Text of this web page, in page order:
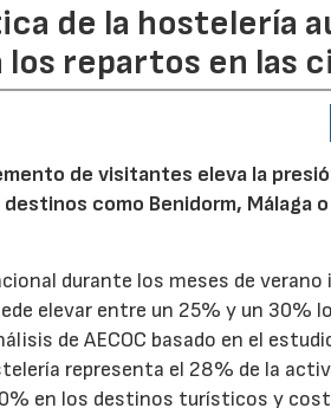
de la hostelería
los repartos en las
de visitantes eleva la
como Benidorm, Málaga
durante los meses de
elevar entre un 25% y un 30%
de AECOC basado en el
representa el 28% de la
en los destinos turísticos y